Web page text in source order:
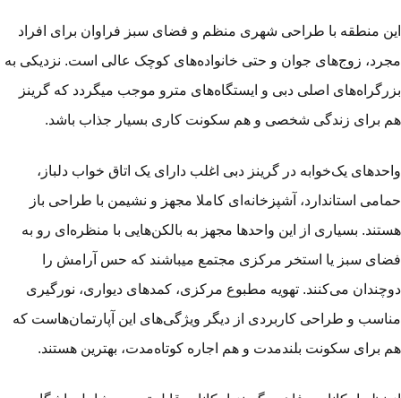
منطقه با طراحی شهری منظم و فضای سبز فراوان برای افراد
زوج‌های جوان و حتی خانواده‌های کوچک عالی است. نزدیکی به
اصلی دبی و ایستگاه‌های مترو موجب می­گردد که گرینز
برای زندگی شخصی و هم سکونت کاری بسیار جذاب باشد.
یک‌خوابه در گرینز دبی اغلب دارای یک اتاق خواب دلباز،
استاندارد، آشپزخانه‌ای کاملا مجهز و نشیمن با طراحی باز
بسیاری از این واحدها مجهز به بالکن‌هایی با منظره‌ای رو به
سبز یا استخر مرکزی مجتمع‌ می­باشند که حس آرامش را
می‌کنند. تهویه مطبوع مرکزی، کمدهای دیواری، نورگیری
و طراحی کاربردی از دیگر ویژگی‌های این آپارتمان‌هاست که
برای سکونت بلندمدت و هم اجاره کوتاه‌مدت، بهترین هستند.